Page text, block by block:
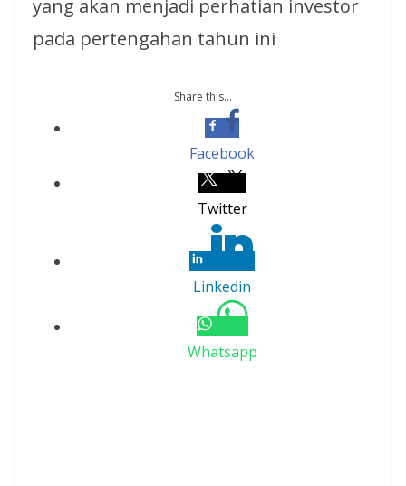
yang akan menjadi perhatian investor
pada pertengahan tahun ini
Share this...
Facebook
Twitter
Linkedin
Whatsapp